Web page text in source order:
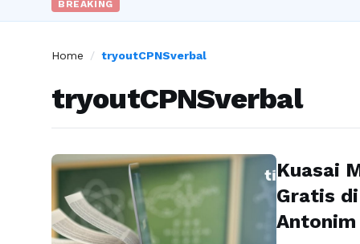
BREAKING
Home / tryoutCPNSverbal
tryoutCPNSverbal
Kuasai
Gratis
Antonim